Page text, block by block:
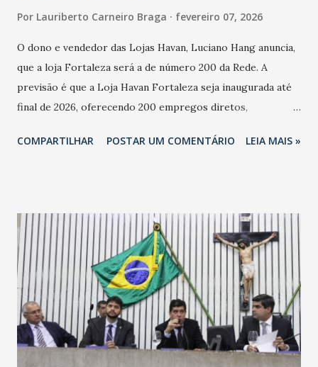
Por Lauriberto Carneiro Braga fevereiro 07, 2026
O dono e vendedor das Lojas Havan, Luciano Hang anuncia,
que a loja Fortaleza será a de número 200 da Rede. A
previsão é que a Loja Havan Fortaleza seja inaugurada até
final de 2026, oferecendo 200 empregos diretos,
Havan Fortaleza ainda não foi anunciada oficialmente, mas
COMPARTILHAR POSTAR UM COMENTÁRIO LEIA MAIS »